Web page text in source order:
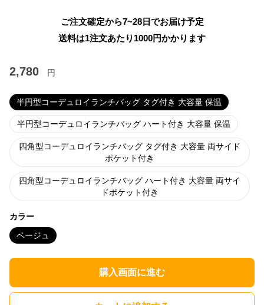
ご注文確定から7~28日でお届け予定
送料は1注文あたり 1000円かかります
2,780 円
半円型コーデュロイランチバッグ タグ付き 大容量 保温
半円型コーデュロイランチバッグ ハート付き 大容量 保温
四角型コーデュロイランチバッグ タグ付き 大容量 両サイド
ポケット付き
四角型コーデュロイランチバッグ ハート付き 大容量 両サイ
ドポケット付き
カラー
ベージュ
購入画面に進む